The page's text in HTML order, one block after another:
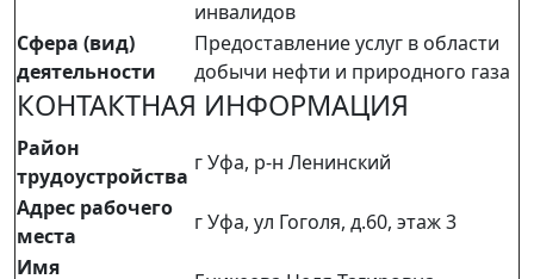
инвалидов
Сфера (вид)
деятельности
Предоставление услуг в области
добычи нефти и природного газа
КОНТАКТНАЯ ИНФОРМАЦИЯ
Район
трудоустройства
г Уфа, р-н Ленинский
Адрес рабочего
места
г Уфа, ул Гоголя, д.60, этаж 3
Имя